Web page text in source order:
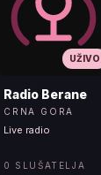
UŽIVO
Radio Berane
CRNA GORA
Live radio
0 SLUŠATELJA